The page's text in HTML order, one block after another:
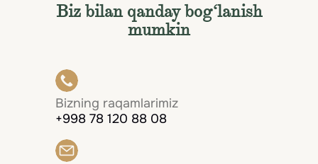
Biz bilan qanday bog‘lanish
mumkin
Bizning raqamlarimiz
+998 78 120 88 08